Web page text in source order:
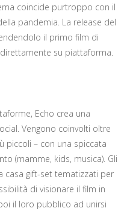
coincide purtroppo con il
pandemia. La release del
il primo film di
su piattaforma.
Echo crea una
Vengono coinvolti oltre
piccoli – con una spiccata
(mamme, kids, musica). Gli
casa gift-set tematizzati per
di visionare il film in
il loro pubblico ad unirsi